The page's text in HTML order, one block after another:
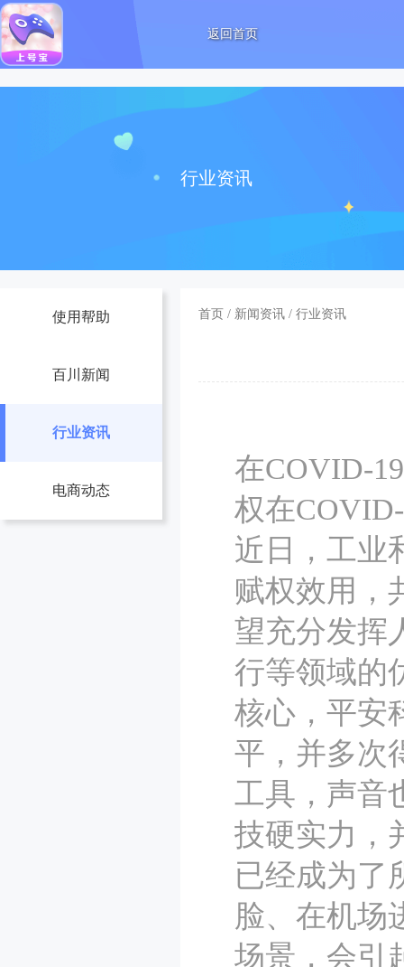
返回首页
行业资讯
使用帮助
百川新闻
行业资讯
电商动态
首页 / 新闻资讯 / 行业资讯
在COVID-
权在
近日，工业
赋权效用，
望充分发挥
行等领域的
核心，平安
平，并多次
工具，声音
技硬实力，
已经成为了
脸、在机场
场景，会引